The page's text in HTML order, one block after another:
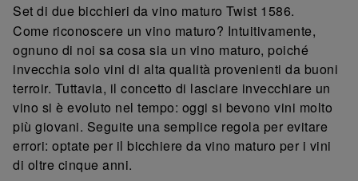
Set di due bicchieri da vino maturo Twist 1586.
Come riconoscere un vino maturo? Intuitivamente,
ognuno di noi sa cosa sia un vino maturo, poiché
invecchia solo vini di alta qualità provenienti da buoni
terroir. Tuttavia, il concetto di lasciare invecchiare un
vino si è evoluto nel tempo: oggi si bevono vini molto
più giovani. Seguite una semplice regola per evitare
errori: optate per il bicchiere da vino maturo per i vini
di oltre cinque anni.